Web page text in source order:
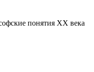
понятия ХХ века